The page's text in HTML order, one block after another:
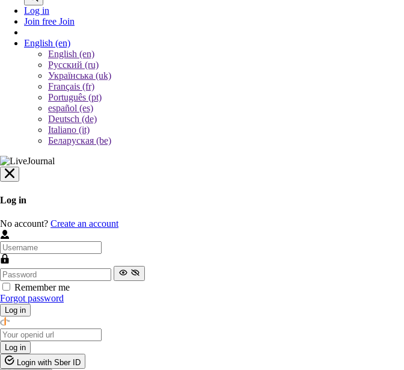
Log in
Join free Join
English (en)
English (en)
Русский (ru)
Українська (uk)
Français (fr)
Português (pt)
español (es)
Deutsch (de)
Italiano (it)
Беларуская (be)
Log in
No account? Create an account
Remember me
Forgot password
Log in
Log in
Login with Sber ID